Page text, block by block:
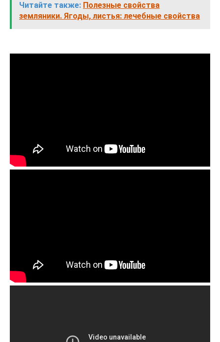
Читайте также: Полезные свойства
земляники. Ягоды, листья: лечебные свойства